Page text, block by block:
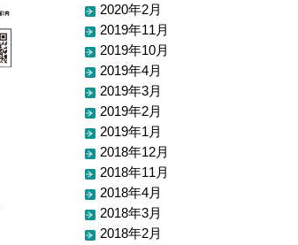
2020年2月
2019年11月
2019年10月
2019年4月
2019年3月
2019年2月
2019年1月
2018年12月
2018年11月
2018年4月
2018年3月
2018年2月